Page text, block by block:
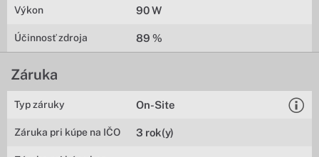
Výkon 90 W
Účinnosť zdroja 89 %
Záruka
Typ záruky On-Site
Záruka pri kúpe na IČO 3 rok(y)